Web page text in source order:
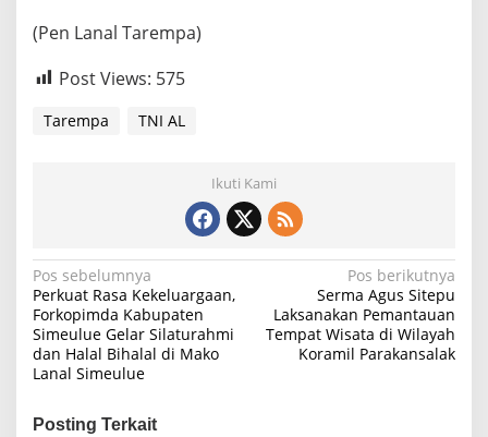
(Pen Lanal Tarempa)
Post Views: 575
Tarempa TNI AL
Ikuti Kami
N
a
v
i
Pos sebelumnya
Perkuat Rasa Kekeluargaan,
Forkopimda Kabupaten
Simeulue Gelar Silaturahmi
dan Halal Bihalal di Mako
Lanal Simeulue
Pos berikutnya
Serma Agus Sitepu
Laksanakan Pemantauan
Tempat Wisata di Wilayah
Koramil Parakansalak
Posting Terkait